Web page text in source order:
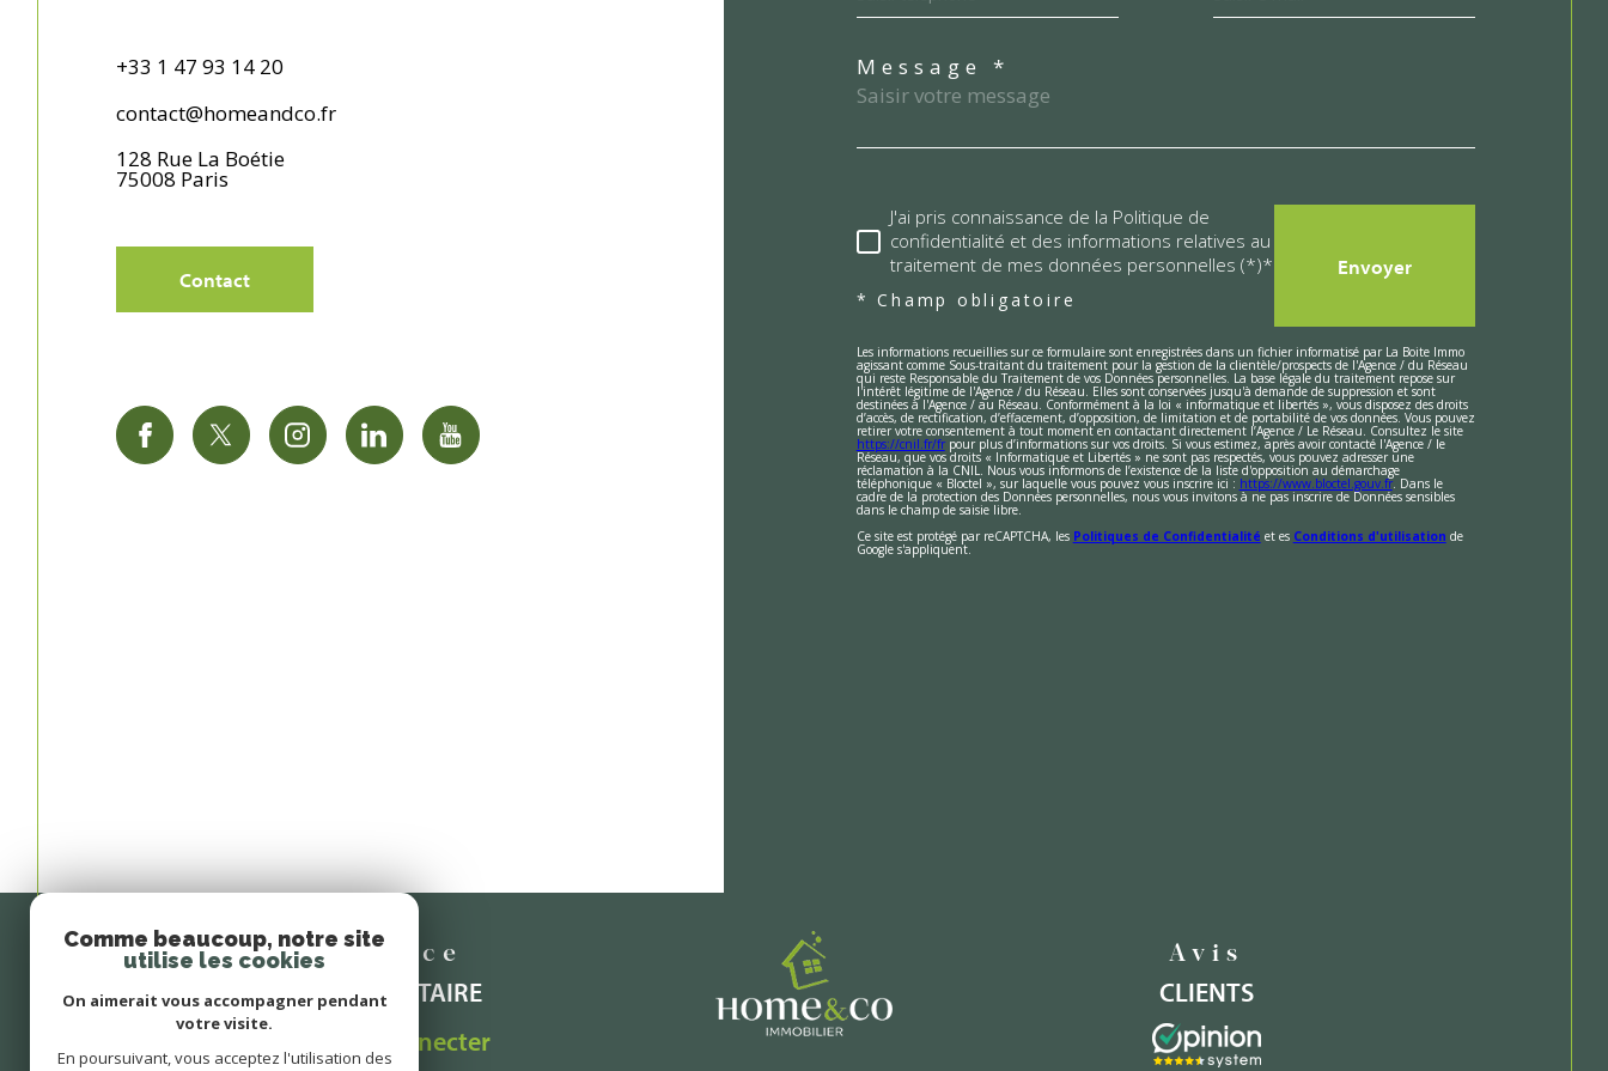
Message *
J'ai pris connaissance de la Politique de
confidentialité et des informations relatives au
traitement de mes données personnelles (*)*
* Champ obligatoire
Envoyer
Les informations recueillies sur ce formulaire sont enregistrées dans un fichier informatisé par La Boite Immo
agissant comme Sous-traitant du traitement pour la gestion de la clientèle/prospects de l'Agence / du Réseau
qui reste Responsable du Traitement de vos Données personnelles. La base légale du traitement repose sur
l'intérêt légitime de l'Agence / du Réseau. Elles sont conservées jusqu'à demande de suppression et sont
destinées à l'Agence / au Réseau. Conformément à la loi « informatique et libertés », vous disposez des droits
d’accès, de rectification, d’effacement, d’opposition, de limitation et de portabilité de vos données. Vous pouvez
retirer votre consentement à tout moment en contactant directement l’Agence / Le Réseau. Consultez le site
https://cnil.fr/frpour plus d’informations sur vos droits. Si vous estimez, après avoir contacté l'Agence / le
Réseau, que vos droits « Informatique et Libertés » ne sont pas respectés, vous pouvez adresser une
réclamation à la CNIL. Nous vous informons de l’existence de la liste d'opposition au démarchage
téléphonique « Bloctel », sur laquelle vous pouvez vous inscrire ici : https://www.bloctel.gouv.fr. Dans le
cadre de la protection des Données personnelles, nous vous invitons à ne pas inscrire de Données sensibles
dans le champ de saisie libre.
Ce site est protégé par reCAPTCHA, les Politiques de Confidentialité et es Conditions d'utilisation de
Google s'appliquent.
+33 1 47 93 14 20
contact@homeandco.fr
128 Rue La Boétie
75008 Paris
Contact
Espace
PROPRIÉTAIRE
Se connecter
Avis
CLIENTS
Comme beaucoup, notre site
utilise les cookies
On aimerait vous accompagner pendant
votre visite.
En poursuivant, vous acceptez l'utilisation des